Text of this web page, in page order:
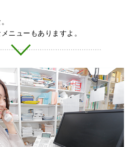
ニューもありますよ。